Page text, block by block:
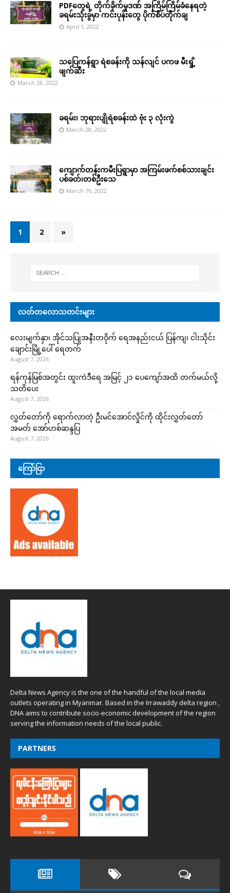
PDFတွေရဲ့ တိုက်ခိုက်မှုဒဏ် အကြိမ်ကြိမ်ခံနေရတဲ့
ခရမ်းသုံးခွမှာ ကင်းပုန်းတွေ ပိုက်စိပ်တိုက်ချ
April 1, 2022
သပြေကန်ရွာ ရဲစခန်းကို သန်လျင် ပကဖ မီးရှို့
ဖျက်ဆီး
March 28, 2022
ခရမ်း၊ ဘုရားပျိုရဲစခန်းထဲ ဗုံး ၃ လုံးကွဲ
March 28, 2022
ကျောက်တန်းကမီးပြရွာမှာ အကြမ်းဖက်စစ်သားချင်း
ပစ်ခတ်၊တစ်ဦးသေ
March 19, 2022
1 2 »
လတ်တလောသတင်းများ
လေးမျက်နှာ၊ အိုင်သပြုအနီးတဝိုက် ရေအနည်းငယ် ပြန်ကျ၊ ငါးသိုင်း
ချောင်းမြို့ပေါ် ရေတက်
August 7, 2026
ရန်ကုန်မြစ်အတွင်း ထူးကဲဒီရေ အ​မြင့် ၂၁ ပေကျော်အထိ တက်မယ်လို့
သတိပေး
August 7, 2026
လွှတ်တော်ကို ရောက်လာတဲ့ ဦးမင်အောင်လှိုင်ကို ထိုင်းလွှတ်တော်
အမတ် အော်ဟစ်ဆန္ဒပြ
August 7, 2026
ကြော်ငြာ
Delta News Agency is the one of the handful of the local media
outlets operating in Myanmar. Based in the Irrawaddy delta region ,
DNA aims to contribute socio-economic development of the region
serving the information needs of the local public.
PARTNERS